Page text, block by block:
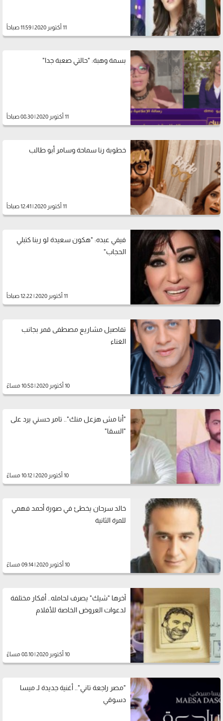
11 أكتوبر 2020 | 11:59 صباحاً
بسمة وهبة: "حالتي صعبة جدا"
11 أكتوبر 2020 | 08:30 صباحاً
خطوبة رنا سماحة وسامر أبو طالب
11 أكتوبر 2020 | 12:41 صباحاً
فيفي عبده: "هكون سعيدة لو ربنا كتبلي
الحجاب"
11 أكتوبر 2020 | 12:22 صباحاً
تفاصيل مشاريع مصطفى قمر بجانب
الغناء
10 أكتوبر 2020 | 10:58 مساءً
"أنا مش هزعل منك".. تامر حسني يرد على
"السقا"
10 أكتوبر 2020 | 10:12 مساءً
خالد سرحان يخطئ في صورة أحمد فهمي
للمرة الثانية
10 أكتوبر 2020 | 09:14 مساءً
آخرها "شيك" يصرف لحامله.. أفكار مختلفة
لدعوات العروض الخاصة للأفلام
10 أكتوبر 2020 | 08:10 مساءً
"مصر راجعة تاني".. أغنية جديدة لـ ميسا
دسوقي